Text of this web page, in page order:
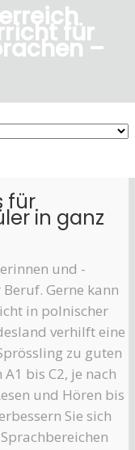
für
–
für
in ganz
und -
Gerne kann
in polnischer
verhilft eine
zu guten
bis C2, je nach
und Hören bis
Sie sich